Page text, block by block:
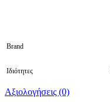
Brand
Ιδιότητες
Αξιολογήσεις (0)